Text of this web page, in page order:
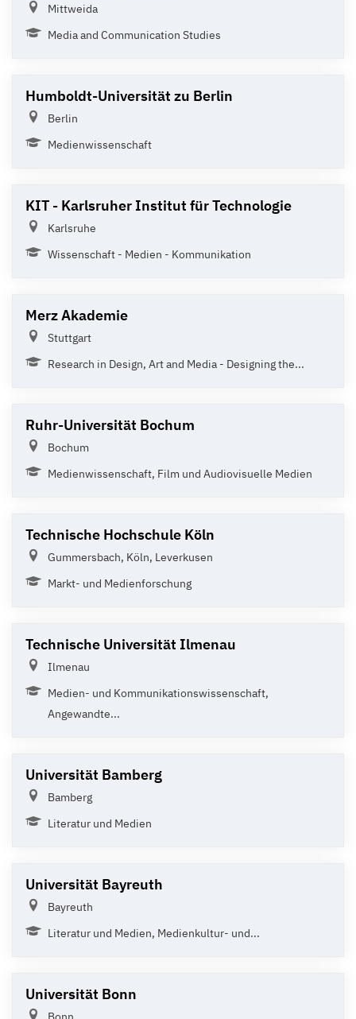
Mittweida
Media and Communication Studies
Humboldt-Universität zu Berlin
Berlin
Medienwissenschaft
KIT - Karlsruher Institut für Technologie
Karlsruhe
Wissenschaft - Medien - Kommunikation
Merz Akademie
Stuttgart
Research in Design, Art and Media - Designing the...
Ruhr-Universität Bochum
Bochum
Medienwissenschaft, Film und Audiovisuelle Medien
Technische Hochschule Köln
Gummersbach, Köln, Leverkusen
Markt- und Medienforschung
Technische Universität Ilmenau
Ilmenau
Medien- und Kommunikationswissenschaft,
Angewandte...
Universität Bamberg
Bamberg
Literatur und Medien
Universität Bayreuth
Bayreuth
Literatur und Medien, Medienkultur- und...
Universität Bonn